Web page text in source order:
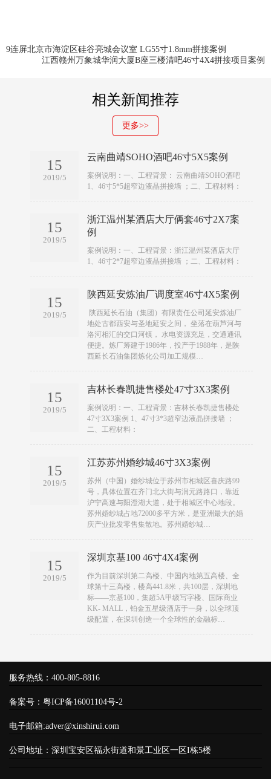
9连屏北京市海淀区硅谷亮城会议室 LG55寸1.8mm拼接案例
江西赣州万象城华润大厦B座三楼清吧46寸4X4拼接项目案例
相关新闻推荐
更多>>
15
2019/5
云南曲靖SOHO酒吧46寸5X5案例
​​案例说明：一、工程背景： 云南曲靖SOHO酒吧
1、46寸5*5超窄边液晶拼接墙 ；二、工程材料：
15
2019/5
浙江温州某酒店大厅俩套46寸2X7案
例
​​案例说明：一、工程背景：浙江温州某酒店大厅
1、46寸2*7超窄边液晶拼接墙 ；二、工程材料：
15
2019/5
陕西延安炼油厂调度室46寸4X5案例
​​ 陕西延长石油（集团）有限责任公司延安炼油厂
地处古都西安与圣地延安之间， 坐落在葫芦河与
洛河相汇的交口河镇， 水电资源充足，交通通讯
便捷。炼厂筹建于1986年，投产于1988年，是陕
西延长石油集团炼化公司加工规模…
15
2019/5
吉林长春凯捷售楼处47寸3X3案例
​​案例说明：一、工程背景：吉林长春凯捷售楼处
47寸3X3案例 1、47寸3*3超窄边液晶拼接墙 ；
二、工程材料：
15
2019/5
江苏苏州婚纱城46寸3X3案例
​​苏州（中国）婚纱城位于苏州市相城区喜庆路99
号，具体位置在齐门北大街与润元路路口，靠近
沪宁高速与阳澄湖大道，处于相城区中心地段。
苏州婚纱城占地72000多平方米，是亚洲最大的婚
庆产业批发零售集散地。苏州婚纱城…
15
2019/5
深圳京基100 46寸4X4案例
​​作为目前深圳第二高楼、中国内地第五高楼、全
球第十三高楼，楼高441.8米，共100层，深圳地
标——京基100，集超5A甲级写字楼、国际商业
KK- MALL，铂金五星级酒店于一身，以全球顶
级配置，在深圳创造一个全球性的金融标…
服务热线：400-805-8816
备案号： 粤ICP备16001104号-2
电子邮箱:adver@xinshirui.com
公司地址：深圳宝安区福永街道和景工业区一区I栋5楼